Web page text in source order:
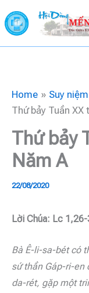
to
content
Home Suy
Thứ bảy Tuần
Thứ bảy
Năm A
22/08/2020
Lời Chúa: Lc
Bà Ê-li-sa-bét có
sứ thần Gáp-ri-en
da-rét, gặp một